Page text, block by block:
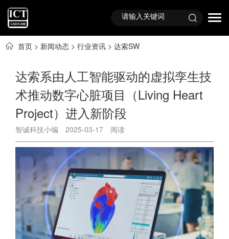
首页 > 新闻动态 > 行业资讯 > 达索SW
达索系由人工智能驱动的虚拟孪生技
术推动数字心脏项目（Living Heart
Project）进入新阶段
智诚科技小编 2025-03-17 阅读